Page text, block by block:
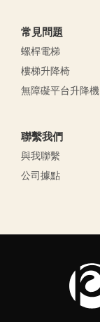
常見問題
螺桿電梯
樓梯升降椅
無障礙平台升降機
聯繫我們
與我聯繫
公司據點